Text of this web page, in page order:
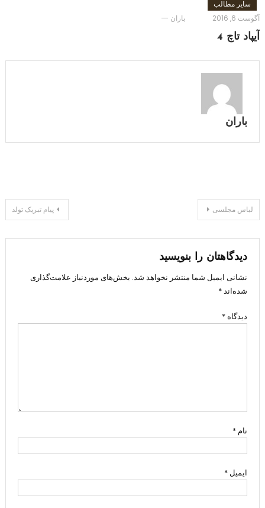
سایر مطالب
آگوست 6, 2016
باران
آیپاد تاچ 4
باران
راهبری
نوشته
پیام تبریک تولد لباس مجلسی
دیدگاهتان را بنویسید
نشانی ایمیل شما منتشر نخواهد شد. بخش‌های موردنیاز علامت‌گذاری
شده‌اند*
دیدگاه *
نام*
ایمیل *